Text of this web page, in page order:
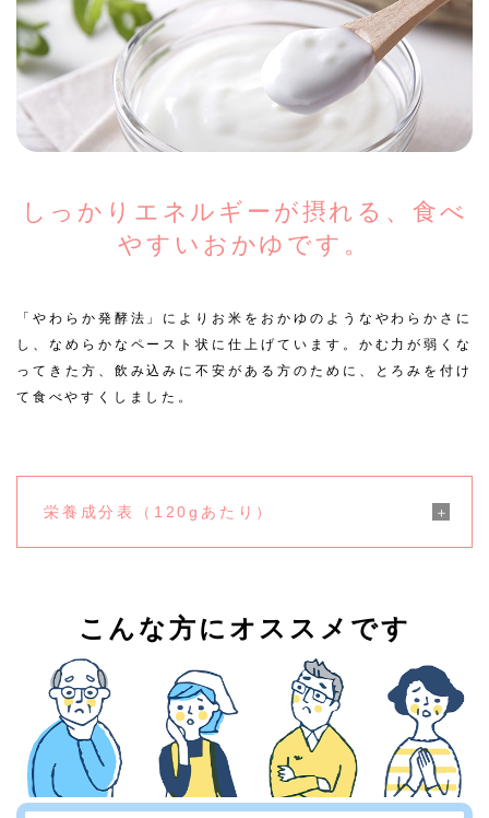
しっかりエネルギーが摂れる、食べ
やすいおかゆです。
「やわらか発酵法」によりお米をおかゆのようなやわらかさに
し、なめらかなペースト状に仕上げています。かむ力が弱くな
ってきた方、飲み込みに不安がある方のために、とろみを付け
て食べやすくしました。
栄養成分表（120gあたり）
こんな方にオススメです